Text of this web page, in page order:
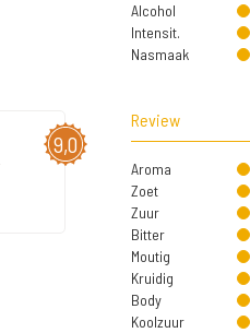
Alcohol
Intensit.
Nasmaak
9,0
Review
Aroma
Zoet
Zuur
Bitter
Moutig
Kruidig
Body
Koolzuur